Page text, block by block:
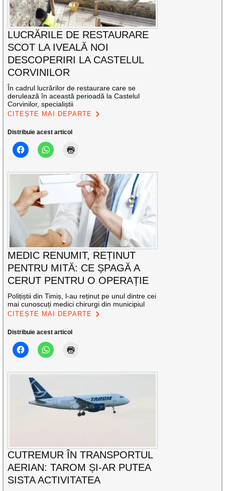
LUCRĂRILE DE RESTAURARE
SCOT LA IVEALĂ NOI
DESCOPERIRI LA CASTELUL
CORVINILOR
În cadrul lucrărilor de restaurare care se
derulează în această perioadă la Castelul
Corvinilor, specialiștii
CITEȘTE MAI DEPARTE
Distribuie acest articol
MEDIC RENUMIT, REȚINUT
PENTRU MITĂ: CE ȘPAGĂ A
CERUT PENTRU O OPERAȚIE
Polițiștii din Timiș, l-au reținut pe unul dintre cei
mai cunoscuți medici chirurgi din municipiul
CITEȘTE MAI DEPARTE
Distribuie acest articol
CUTREMUR ÎN TRANSPORTUL
AERIAN: TAROM ȘI-AR PUTEA
SISTA ACTIVITATEA